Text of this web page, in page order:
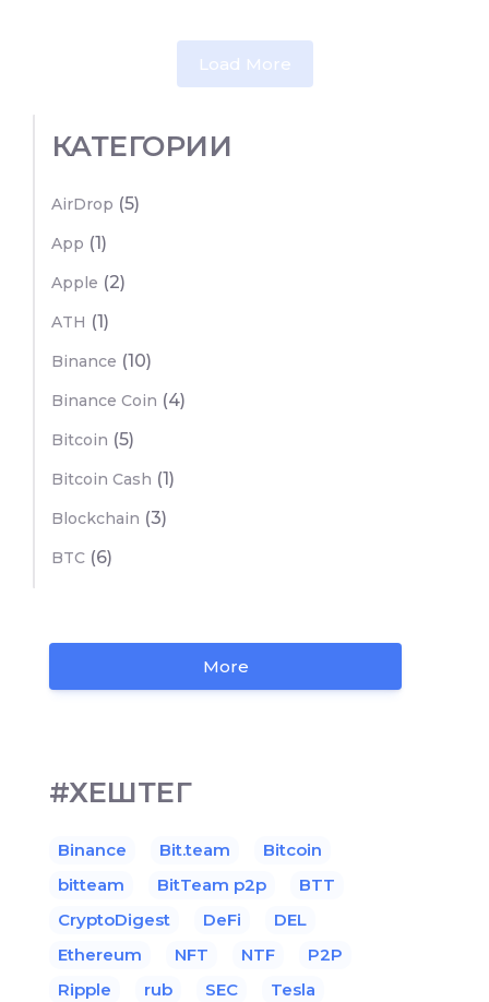
Load More
КАТЕГОРИИ
AirDrop (5)
App (1)
Apple (2)
ATH (1)
Binance (10)
Binance Coin (4)
Bitcoin (5)
Bitcoin Cash (1)
Blockchain (3)
BTC (6)
More
#ХЕШТЕГ
Binance Bit.team
Bitcoin
bitteam
BitTeam p2p
BTT
CryptoDigest
DeFi
DEL
Ethereum
NFT NTF
P2P
Ripple
rub SEC
Tesla